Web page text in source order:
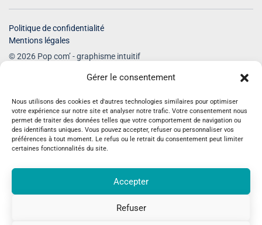
Gérer le consentement
Nous utilisons des cookies et d'autres technologies similaires pour optimiser
votre expérience sur notre site et analyser notre trafic. Votre consentement nous
permet de traiter des données telles que votre comportement de navigation ou
des identifiants uniques. Vous pouvez accepter, refuser ou personnaliser vos
préférences à tout moment. Le refus ou le retrait du consentement peut limiter
certaines fonctionnalités du site.
Accepter
Refuser
Politique de confidentialité
Mentions légales
© 2026 Pop com’ - graphisme intuitif
Recevez des inspirations pour une
communication plus humaine
Conseils en graphisme, identité visuelle, site internet et
communication sensible pour faire rayonner votre